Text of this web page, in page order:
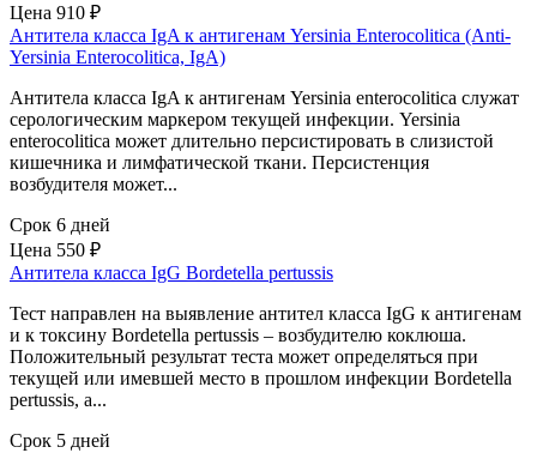
Цена 910 ₽
Антитела класса IgA к антигенам Yersinia Enterocolitica (Аnti-
Yersinia Enterocolitica, IgA)
Антитела класса IgA к антигенам Yersinia enterocolitica служат
серологическим маркером текущей инфекции. Yersinia
enterocolitica может длительно персистировать в слизистой
кишечника и лимфатической ткани. Персистенция
возбудителя может...
Срок 6 дней
Цена 550 ₽
Антитела класса IgG Bordetella pertussis
Тест направлен на выявление антител класса IgG к антигенам
и к токсину Bordetella pertussis – возбудителю коклюша.
Положительный результат теста может определяться при
текущей или имевшей место в прошлом инфекции Bordetella
pertussis, а...
Срок 5 дней